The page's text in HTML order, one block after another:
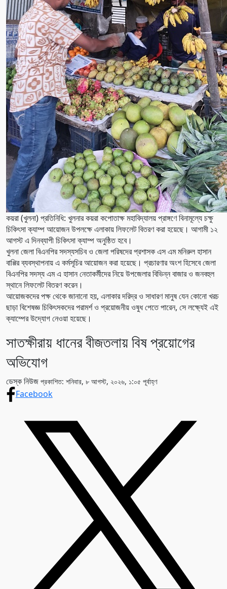
কয়রা (খুলনা) প্রতিনিধি: খুলনার কয়রা কপোতাক্ষ মহাবিদ্যালয় প্রাঙ্গণে বিনামূল্যে চক্ষু
চিকিৎসা ক্যাম্প আয়োজন উপলক্ষে এলাকায় লিফলেট বিতরণ করা হয়েছে। আগামী ১২
আগস্ট এ দিনব্যাপী চিকিৎসা ক্যাম্প অনুষ্ঠিত হবে।
খুলনা জেলা বিএনপির সদস্যসচিব ও জেলা পরিষদের প্রশাসক এস এম মনিরুল হাসান
বাপ্পির ব্যবস্থাপনায় এ কর্মসূচির আয়োজন করা হয়েছে। প্রচারণার অংশ হিসেবে জেলা
বিএনপির সদস্য এম এ হাসান নেতাকর্মীদের নিয়ে উপজেলার বিভিন্ন বাজার ও জনবহুল
স্থানে লিফলেট বিতরণ করেন।
আয়োজকদের পক্ষ থেকে জানানো হয়, এলাকার দরিদ্র ও সাধারণ মানুষ যেন কোনো খরচ
ছাড়া বিশেষজ্ঞ চিকিৎসকদের পরামর্শ ও প্রয়োজনীয় ওষুধ পেতে পারেন, সে লক্ষ্যেই এই
ক্যাম্পের উদ্যোগ নেওয়া হয়েছে।
সাতক্ষীরায় ধানের বীজতলায় বিষ প্রয়োগের
অভিযোগ
ডেস্ক নিউজ প্রকাশিত: শনিবার, ৮ আগস্ট, ২০২৬, ১:০৫ পূর্বাহ্ণ
Facebook